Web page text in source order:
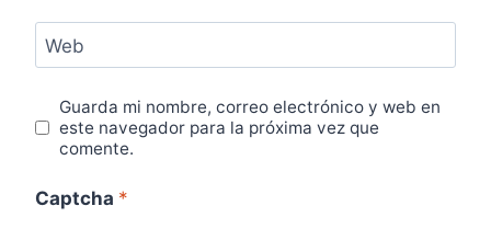
Web
Guarda mi nombre, correo electrónico y web en
este navegador para la próxima vez que
comente.
Captcha *